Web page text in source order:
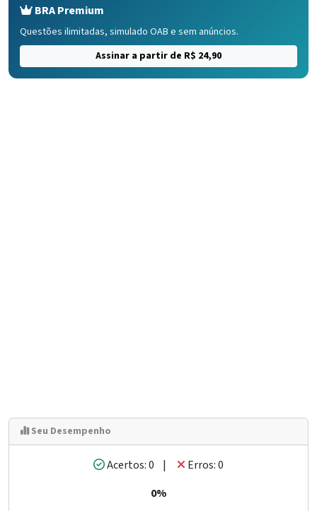
BRA Premium
Questões ilimitadas, simulado OAB e sem anúncios.
Assinar a partir de R$ 24,90
Seu Desempenho
Acertos: 0 |
Erros: 0
0%